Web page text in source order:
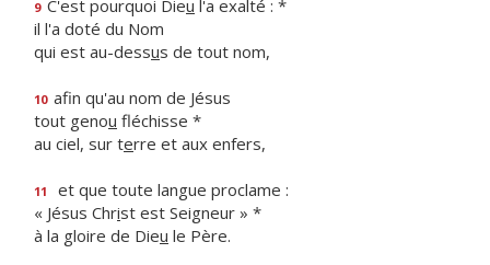
9 C'est pourquoi Dieu l'a exalté : *
il l'a doté du Nom
qui est au-dessus de tout nom,
10 afin qu'au nom de Jésus
tout genou fléchisse *
au ciel, sur terre et aux enfers,
11
et que toute langue proclame :
« Jésus Christ est Seigneur » *
à la gloire de Dieu le Père.